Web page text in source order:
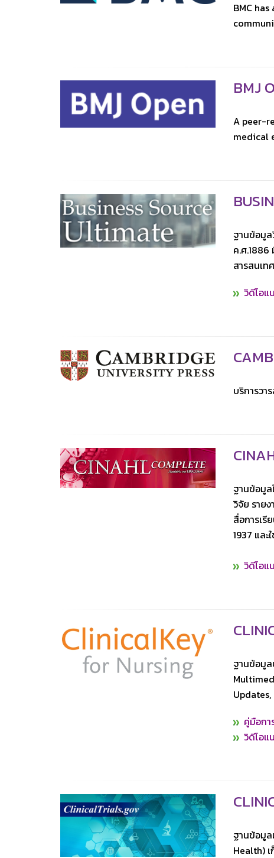
BMC
BMJ
A peer-
medical
ฐานข้อมูล
ค.ศ.1886
สารสนเ
วิดีโอแ
บริการวา
ฐานข้อมูล
วิจัย ราย
สื่อการเรี
1937 แล
วิดีโอแ
ฐานข้อมูล
Updates,
คู่มือกา
วิดีโอแ
ฐานข้อมู
Health)